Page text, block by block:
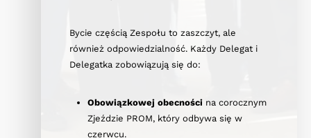
Bycie częścią Zespołu to zaszczyt, ale
również odpowiedzialność. Każdy Delegat i
Delegatka zobowiązują się do:
Obowiązkowej obecnościna corocznym
Zjeździe PROM, który odbywa się w
czerwcu.